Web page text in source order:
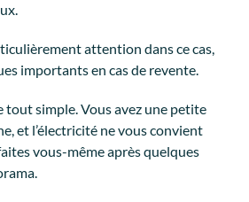
attention dans ce cas,
importants en cas de revente.
tout simple. Vous avez une petite
et l’électricité ne vous convient
vous-même après quelques